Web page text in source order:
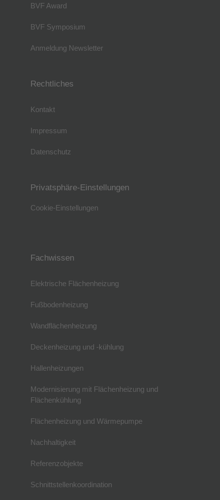
BVF Award
BVF Symposium
Anmeldung Newsletter
Rechtliches
Kontakt
Impressum
Datenschutz
Privatsphäre-Einstellungen
Cookie-Einstellungen
Fachwissen
Elektrische Flächenheizung
Fußbodenheizung
Wandflächenheizung
Deckenheizung und -kühlung
Hallenheizungen
Modernisierung mit Flächenheizung und
Flächenkühlung
Flächenheizung und Wärmepumpe
Nachhaltigkeit
Referenzobjekte
Schnittstellenkoordination